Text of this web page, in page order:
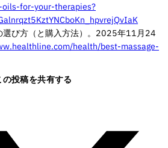
for-your-therapies?
選び方（と購入方法）。2025年11月24
health/best-massage-
の投稿を共有する